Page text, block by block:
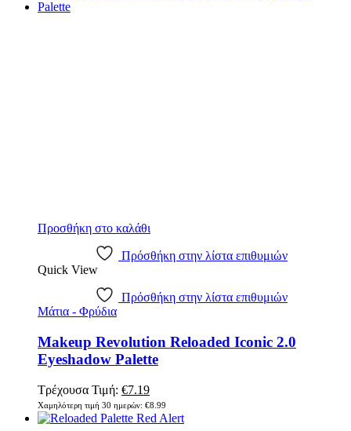
Προσθήκη στο καλάθι
Πρόσθήκη στην λίστα επιθυμιών
Quick View
Πρόσθήκη στην λίστα επιθυμιών
Μάτια - Φρύδια
Makeup Revolution Reloaded Iconic 2.0
Eyeshadow Palette
Τρέχουσα Τιμή: Original
price
was:
€7.19Η
τρέχουσα
τιμή
Χαμηλότερη τιμή 30 ημερών: €8.99